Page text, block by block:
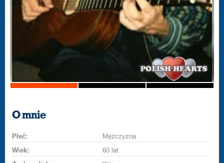
O mnie
Płeć:
Mężczyzna
Wiek:
60 lat